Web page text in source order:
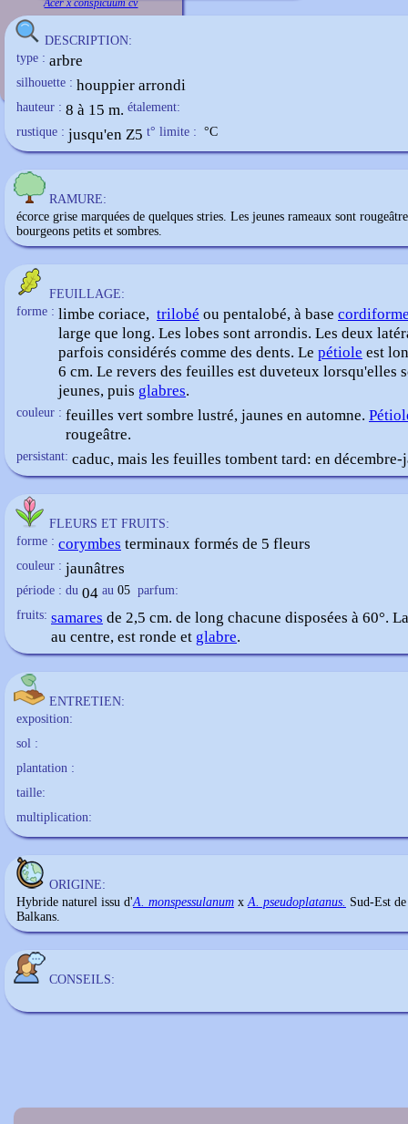
Acer x conspicuum cv
DESCRIPTION:
type : arbre
silhouette : houppier arrondi
hauteur : 8 à 15 m. étalement:
rustique : jusqu'en Z5 t° limite : °C
RAMURE:
écorce grise marquées de quelques stries. Les jeunes rameaux sont
bourgeons petits et sombres.
FEUILLAGE:
forme : limbe coriace, trilobé ou pentalobé, à base
large que long. Les lobes sont arrondis. Les deux
parfois considérés comme des dents. Le pétiole est
6 cm. Le revers des feuilles est duveteux lorsqu'elles
jeunes, puis glabres.
couleur : feuilles vert sombre lustré, jaunes en automne.
rougeâtre.
persistant: caduc, mais les feuilles tombent tard: en
FLEURS ET FRUITS:
forme : corymbes terminaux formés de 5 fleurs
couleur : jaunâtres
période : du 04 au 05 parfum:
fruits: samares de 2,5 cm. de long chacune disposées à 60°.
au centre, est ronde et glabre.
ENTRETIEN:
exposition:
sol :
plantation :
taille:
multiplication:
ORIGINE:
Hybride naturel issu d'A. monspessulanum xA. pseudoplatanus. Sud-Est
Balkans.
CONSEILS: